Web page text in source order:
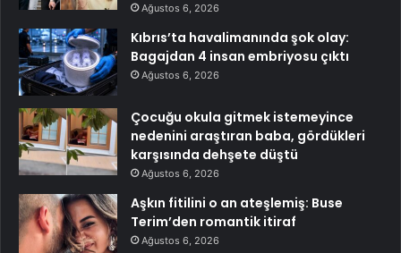
Ağustos 6, 2026
Kıbrıs’ta havalimanında şok olay:
Bagajdan 4 insan embriyosu çıktı
Ağustos 6, 2026
Çocuğu okula gitmek istemeyince
nedenini araştıran baba, gördükleri
karşısında dehşete düştü
Ağustos 6, 2026
Aşkın fitilini o an ateşlemiş: Buse
Terim’den romantik itiraf
Ağustos 6, 2026